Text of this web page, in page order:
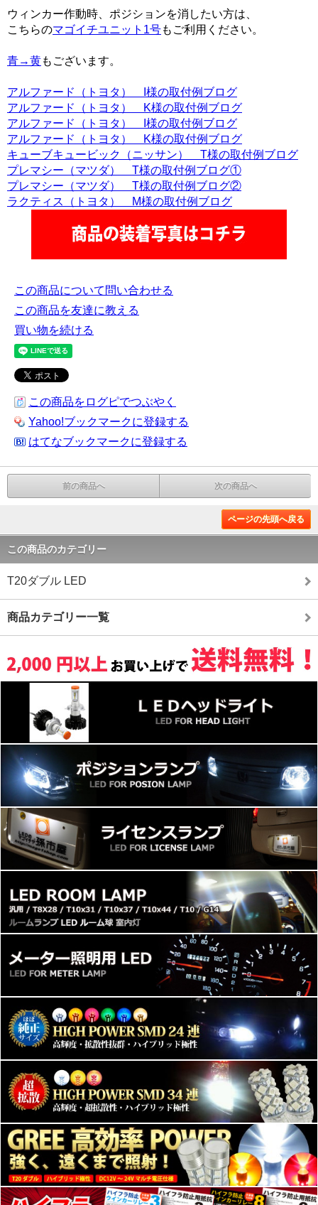
ウィンカー作動時、ポジションを消したい方は、
こちらのマゴイチユニット1号もご利用ください。
青→黄もございます。
アルファード（トヨタ） I様の取付例ブログ
アルファード（トヨタ） K様の取付例ブログ
アルファード（トヨタ） I様の取付例ブログ
アルファード（トヨタ） K様の取付例ブログ
キューブキュービック（ニッサン） T様の取付例ブログ
プレマシー（マツダ） T様の取付例ブログ①
プレマシー（マツダ） T様の取付例ブログ②
ラクティス（トヨタ） M様の取付例ブログ
この商品について問い合わせる
この商品を友達に教える
買い物を続ける
この商品をログピでつぶやく
Yahoo!ブックマークに登録する
はてなブックマークに登録する
前の商品へ 次の商品へ
ページの先頭へ戻る
この商品のカテゴリー
T20ダブル LED
商品カテゴリー一覧